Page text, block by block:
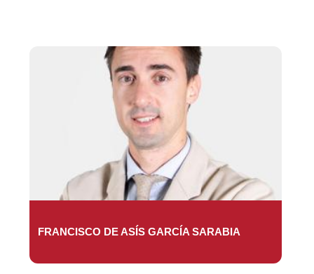
FRANCISCO DE ASÍS GARCÍA SARABIA